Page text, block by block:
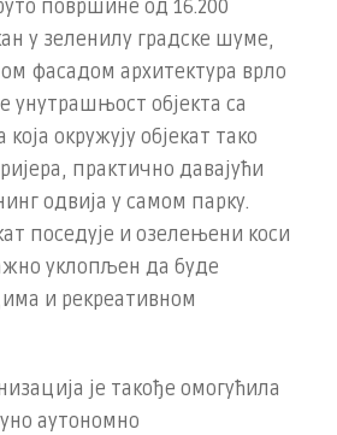
површине од 16.200
у зеленилу градске шуме,
фасадом архитектура врло
унутрашњост објекта са
окружују објекат тако
практично давајући
одвија у самом парку.
поседује и озелењени коси
уклопљен да буде
и рекреативном
је такође омогућила
аутономно